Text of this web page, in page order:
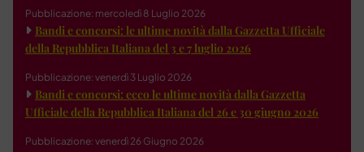
Pubblicazione: mercoledì 8 Luglio 2026
Bandi e concorsi: le ultime novità dalla Gazzetta Ufficiale
della Repubblica Italiana del 3 e 7 luglio 2026
Pubblicazione: venerdì 3 Luglio 2026
Bandi e concorsi: ecco le ultime novità dalla Gazzetta
Ufficiale della Repubblica Italiana del 26 e 30 giugno 2026
Pubblicazione: venerdì 26 Giugno 2026